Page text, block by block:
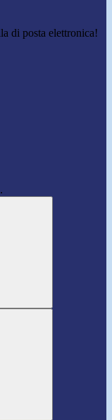
di posta elettronica!